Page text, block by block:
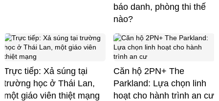
báo danh, phòng thi thế
nào?
Trực tiếp: Xả súng tại
trường học ở Thái Lan,
một giáo viên thiệt mạng
Căn hộ 2PN+ The
Parkland: Lựa chọn linh
hoạt cho hành trình an cư